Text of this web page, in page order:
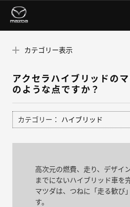
カテゴリー表示
アクセラハイブリッドの
のような点ですか？
カテゴリー： ハイブリッド
高次元の燃費、走り、デザイ
までにないハイブリッド車を
マツダは、つねに「走る歓び
す。